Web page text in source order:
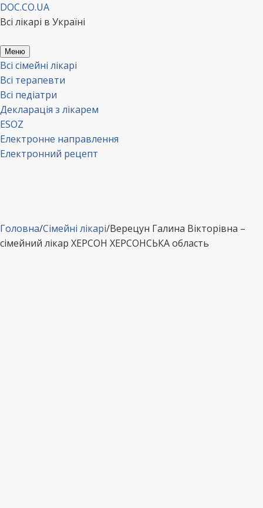
Перейти
до
DOC.CO.UA
Всі лікарі в Україні
Меню
Всі сімейні лікарі
Всі терапевти
Всі педіатри
Декларація з лікарем
ESOZ
Електронне направлення
Електронний рецепт
Головна/Сімейні лікарі/Верецун Галина Вікторівна –
сімейний лікар ХЕРСОН ХЕРСОНСЬКА область